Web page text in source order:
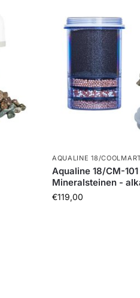
AQUALINE 18/
Aqualine 18/CM-
Mineralsteinen -
€119,00